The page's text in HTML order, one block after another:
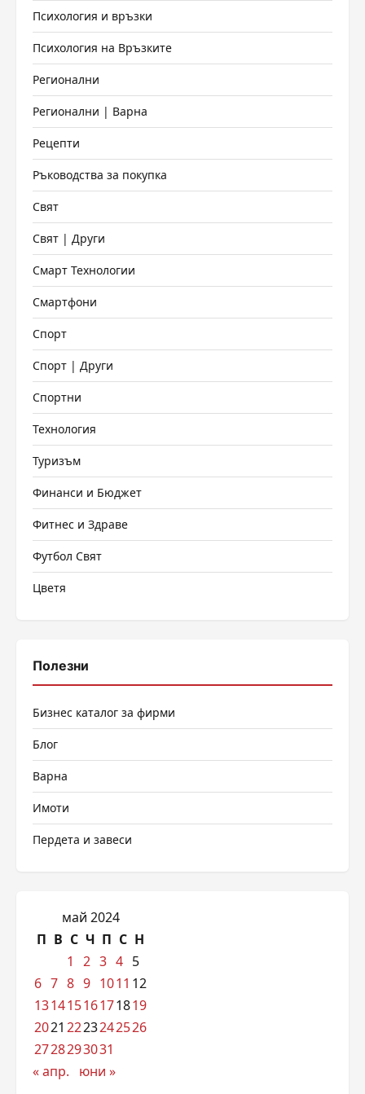
Психология и връзки
Психология на Връзките
Регионални
Регионални | Варна
Рецепти
Ръководства за покупка
Свят
Свят | Други
Смарт Технологии
Смартфони
Спорт
Спорт | Други
Спортни
Технология
Туризъм
Финанси и Бюджет
Фитнес и Здраве
Футбол Свят
Цветя
Полезни
Бизнес каталог за фирми
Блог
Варна
Имоти
Пердета и завеси
май 2024
П В С Ч П С Н
1
2 3 4 5
6 7 8 9 1011 12
13141516171819
2021 2223242526
2728293031
« апр.
юни »